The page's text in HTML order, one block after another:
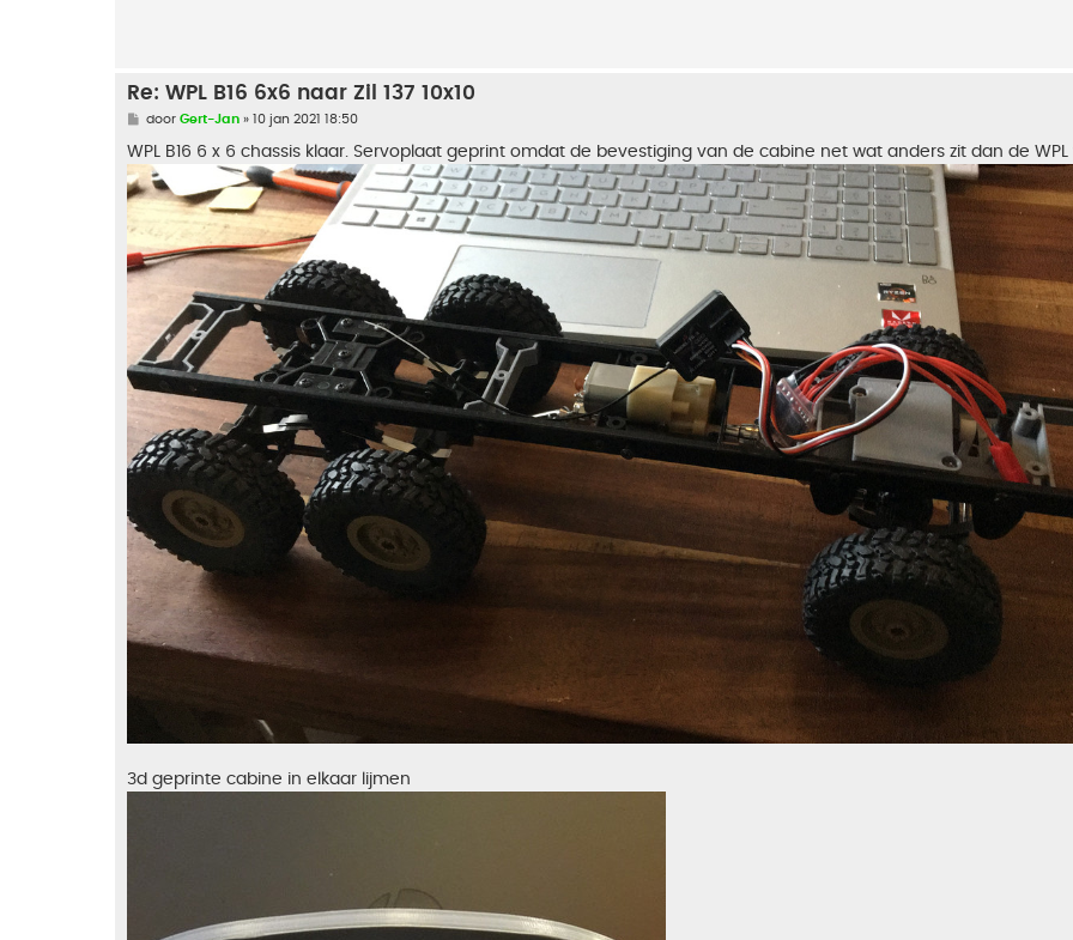
Re: WPL B16 6x6 naar Zil 137 10x10
B
r
i
h
door Gert-Jan» 10 jan 2021 18:50
WPL B16 6 x 6 chassis klaar. Servoplaat geprint omdat de bevestiging van de cabine net wat anders zit dan de WPL
3d geprinte cabine in elkaar lijmen